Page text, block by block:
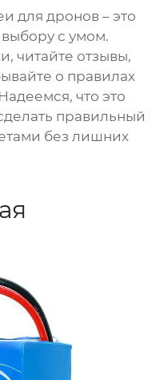
для дронов – это
с умом.
читайте отзывы,
о правилах
что это
правильный
без лишних